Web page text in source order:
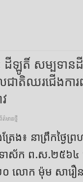
ឡូតិ៍ សម្បទានដី
ាតិឈរជើងកា
ព័ត៌មានថ្មី
ត្រែង៖ នាព្រឹកថ្ង
ោស័ក ព.ស.២៥៦៤ ត្
០ លោក ម៉ុម សារ